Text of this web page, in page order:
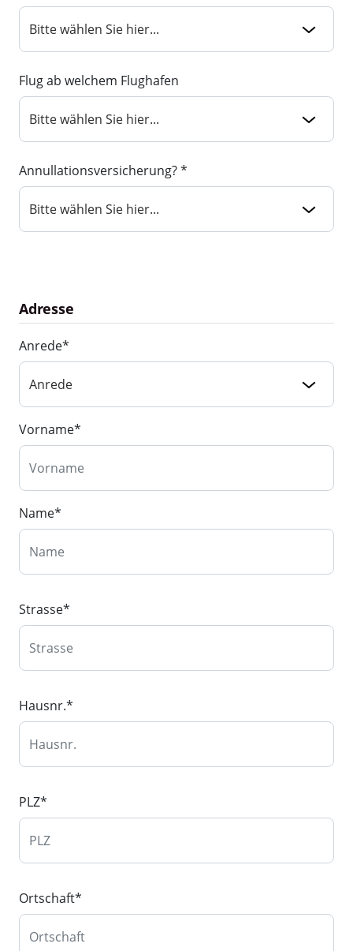
Flug ab welchem Flughafen
Annullationsversicherung? *
Adresse
Anrede*
Vorname*
Name*
Strasse*
Hausnr.*
PLZ*
Ortschaft*